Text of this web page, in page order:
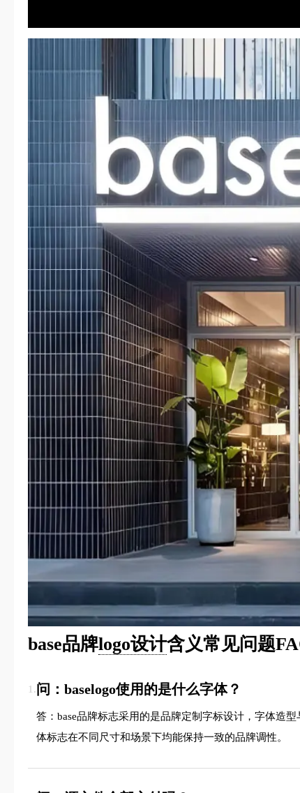
base品牌logo设计含义常见问题
1.问：baselogo使用的是什么字体？
答：base品牌标志采用的是品牌定制字标设计，字体造
体标志在不同尺寸和场景下均能保持一致的品牌调性。